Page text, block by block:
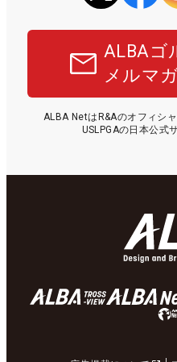
ALBAゴ
メルマ
ALBA NetはR&Aのオフィシ
USLPGAの日本公式